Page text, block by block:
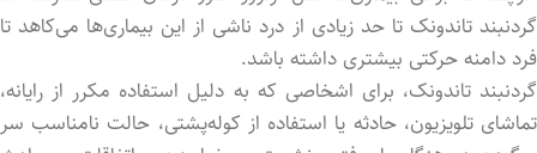
گردنبند تاندونک تا حد زیادی از درد ناشی از این بیماری‌ها می‌کاهد تا
فرد دامنه حرکتی بیشتری داشته باشد.
گردنبند تاندونک، برای اشخاصی که به دلیل استفاده مکرر از رایانه،
تماشای تلویزیون، حادثه یا استفاده از کوله‌پشتی، حالت نامناسب سر